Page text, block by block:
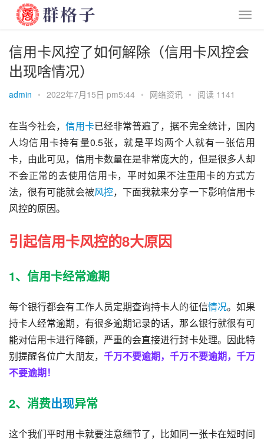
信用卡风控了如何解除（信用卡风控会
出现啥情况）
admin • 2022年7月15日 pm5:44 • 网络资讯 • 阅读 1141
在当今社会，信用卡已经非常普遍了，据不完全统计，国内
人均信用卡持有量0.5张，就是平均两个人就有一张信用
卡，由此可见，信用卡数量在是非常庞大的，但是很多人却
不会正常的去使用信用卡，平时如果不注重用卡的方式方
法，很有可能就会被风控，下面我就来分享一下影响信用卡
风控的原因。
引起信用卡风控的8大原因
1、信用卡经常逾期
每个银行都会有工作人员定期查询持卡人的征信情况。如果
持卡人经常逾期，有很多逾期记录的话，那么银行就很有可
能对信用卡进行降额，严重的会直接进行封卡处理。因此特
别提醒各位广大朋友， 千万不要逾期，千万不要逾期，千万
不要逾期！
2、消费出现异常
这个我们平时用卡就要注意细节了，比如同一张卡在短时间